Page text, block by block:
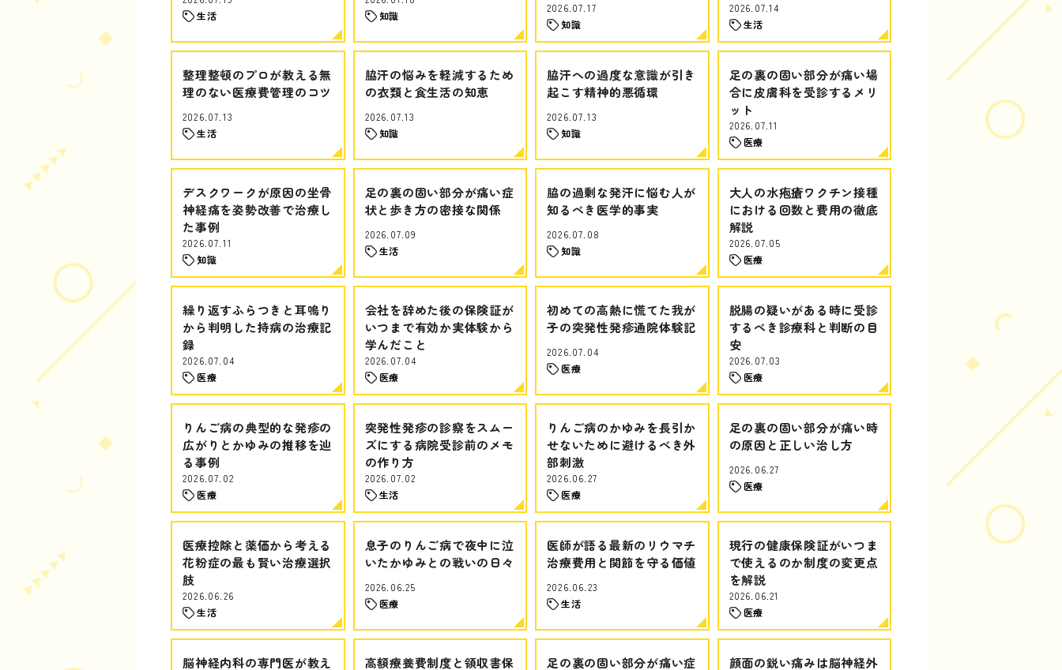
生活
知識
2026.07.17
知識
2026.07.14
生活
整理整頓のプロが教える無
理のない医療費管理のコツ
2026.07.13
生活
脇汗の悩みを軽減するため
の衣類と食生活の知恵
2026.07.13
知識
脇汗への過度な意識が引き
起こす精神的悪循環
2026.07.13
知識
足の裏の固い部分が痛い場
合に皮膚科を受診するメリ
ット
2026.07.11
医療
デスクワークが原因の坐骨
神経痛を姿勢改善で治療し
た事例
2026.07.11
知識
足の裏の固い部分が痛い症
状と歩き方の密接な関係
2026.07.09
生活
脇の過剰な発汗に悩む人が
知るべき医学的事実
2026.07.08
知識
大人の水疱瘡ワクチン接種
における回数と費用の徹底
解説
2026.07.05
医療
繰り返すふらつきと耳鳴り
から判明した持病の治療記
録
2026.07.04
医療
会社を辞めた後の保険証が
いつまで有効か実体験から
学んだこと
2026.07.04
医療
初めての高熱に慌てた我が
子の突発性発疹通院体験記
2026.07.04
医療
脱腸の疑いがある時に受診
するべき診療科と判断の目
安
2026.07.03
医療
りんご病の典型的な発疹の
広がりとかゆみの推移を辿
る事例
2026.07.02
医療
突発性発疹の診察をスムー
ズにする病院受診前のメモ
の作り方
2026.07.02
生活
りんご病のかゆみを長引か
せないために避けるべき外
部刺激
2026.06.27
医療
足の裏の固い部分が痛い時
の原因と正しい治し方
2026.06.27
医療
医療控除と薬価から考える
花粉症の最も賢い治療選択
肢
2026.06.26
生活
息子のりんご病で夜中に泣
いたかゆみとの戦いの日々
2026.06.25
医療
医師が語る最新のリウマチ
治療費用と関節を守る価値
2026.06.23
生活
現行の健康保険証がいつま
で使えるのか制度の変更点
を解説
2026.06.21
医療
脳神経内科の専門医が教え
高額療養費制度と領収書保
足の裏の固い部分が痛い症
顔面の鋭い痛みは脳神経外